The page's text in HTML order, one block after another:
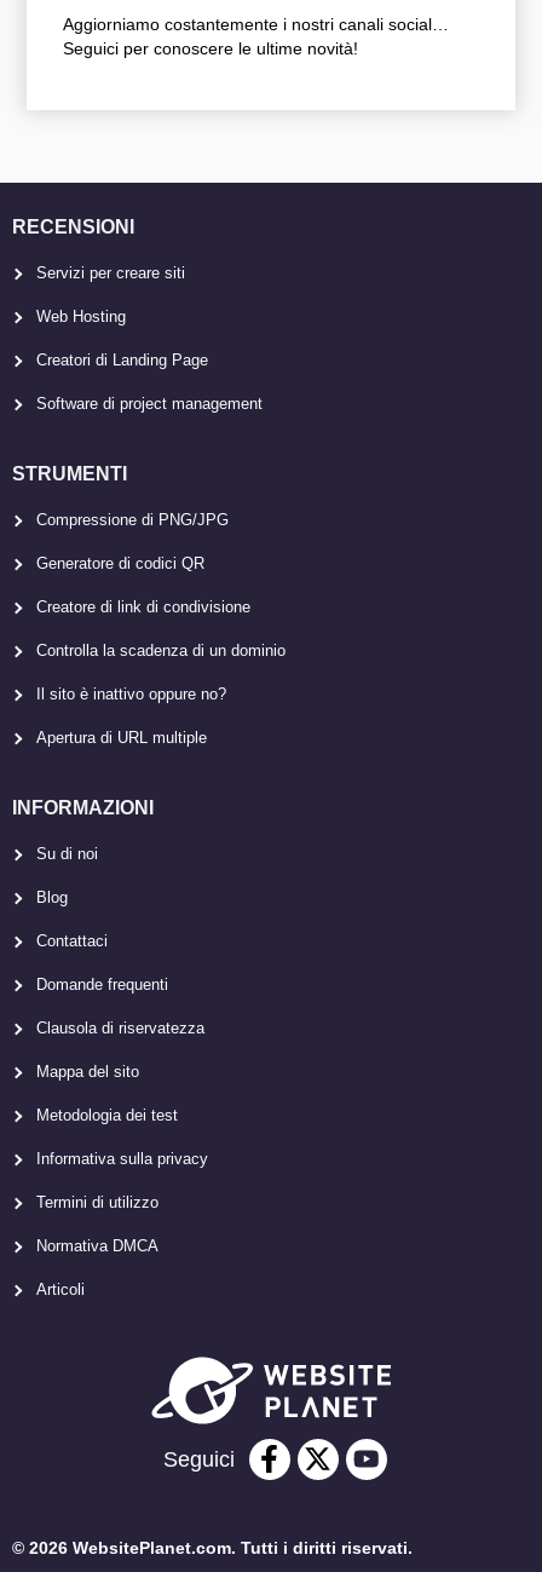
Aggiorniamo costantemente i nostri canali social…
Seguici per conoscere le ultime novità!
RECENSIONI
Servizi per creare siti
Web Hosting
Creatori di Landing Page
Software di project management
STRUMENTI
Compressione di PNG/JPG
Generatore di codici QR
Creatore di link di condivisione
Controlla la scadenza di un dominio
Il sito è inattivo oppure no?
Apertura di URL multiple
INFORMAZIONI
Su di noi
Blog
Contattaci
Domande frequenti
Clausola di riservatezza
Mappa del sito
Metodologia dei test
Informativa sulla privacy
Termini di utilizzo
Normativa DMCA
Articoli
Seguici
© 2026 WebsitePlanet.com. Tutti i diritti riservati.